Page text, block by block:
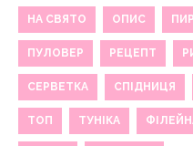
НА СВЯТО ОПИС
ПУЛОВЕР РЕЦЕПТ
СЕРВЕТКА СПІДНИЦЯ
ТОП ТУНІКА